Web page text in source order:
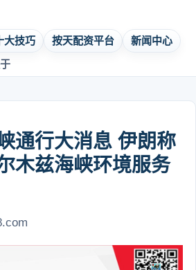
大技巧 按天配资平台
新闻中心
通行大消息 伊朗称
木兹海峡环境服务